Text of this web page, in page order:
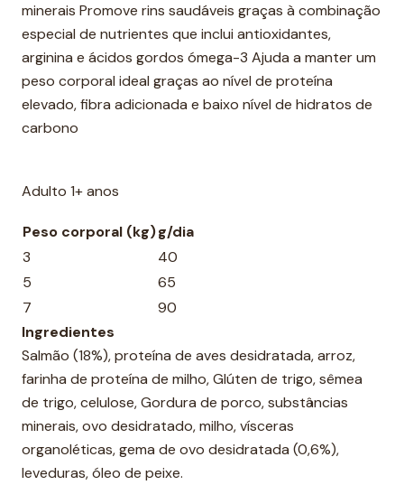
minerais Promove rins saudáveis graças à combinação
especial de nutrientes que inclui antioxidantes,
arginina e ácidos gordos ómega-3 Ajuda a manter um
peso corporal ideal graças ao nível de proteína
elevado, fibra adicionada e baixo nível de hidratos de
carbono
Adulto 1+ anos
Peso corporal (kg)g/dia
3
40
5
65
7
90
Ingredientes
Salmão (18%), proteína de aves desidratada, arroz,
farinha de proteína de milho, Glúten de trigo, sêmea
de trigo, celulose, Gordura de porco, substâncias
minerais, ovo desidratado, milho, vísceras
organoléticas, gema de ovo desidratada (0,6%),
leveduras, óleo de peixe.